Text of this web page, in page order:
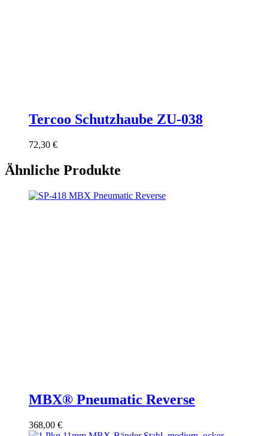
Tercoo Schutzhaube ZU-038
72,30 €
Ähnliche Produkte
MBX® Pneumatic Reverse
368,00 €